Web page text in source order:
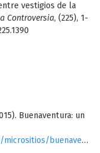
vestigios de la
Controversia, (225), 1-
Buenaventura: un
buenaventura/